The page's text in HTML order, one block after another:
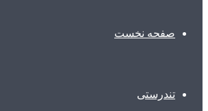
صفحه نخست
تندرستی